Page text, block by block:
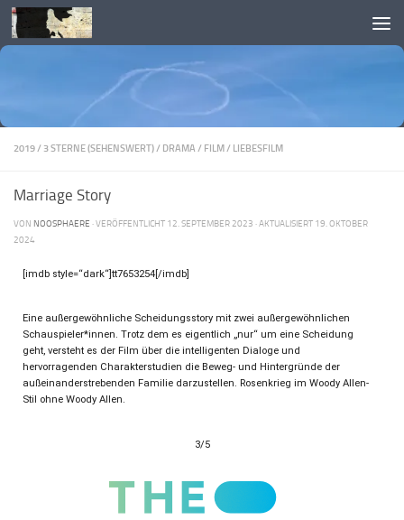
Skip to content
2019/ 3 STERNE (SEHENSWERT)/ DRAMA / FILM / LIEBESFILM
Marriage Story
VON NOOSPHAERE · VERÖFFENTLICHT 12. SEPTEMBER 2023 · AKTUALISIERT 19. OKTOBER
2024
[imdb style=“dark“]tt7653254[/imdb]
Eine außergewöhnliche Scheidungsstory mit zwei außergewöhnlichen
Schauspieler*innen. Trotz dem es eigentlich „nur“ um eine Scheidung
geht, versteht es der Film über die intelligenten Dialoge und
hervorragenden Charakterstudien die Beweg- und Hintergründe der
außeinanderstrebenden Familie darzustellen. Rosenkrieg im Woody Allen-
Stil ohne Woody Allen.
3/5